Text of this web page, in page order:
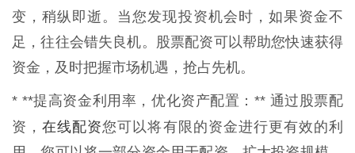
变，稍纵即逝。当您发现投资机会时，如果资金不
足，往往会错失良机。股票配资可以帮助您快速获得
资金，及时把握市场机遇，抢占先机。
* **提高资金利用率，优化资产配置：** 通过股票配
资，在线配资您可以将有限的资金进行更有效的利